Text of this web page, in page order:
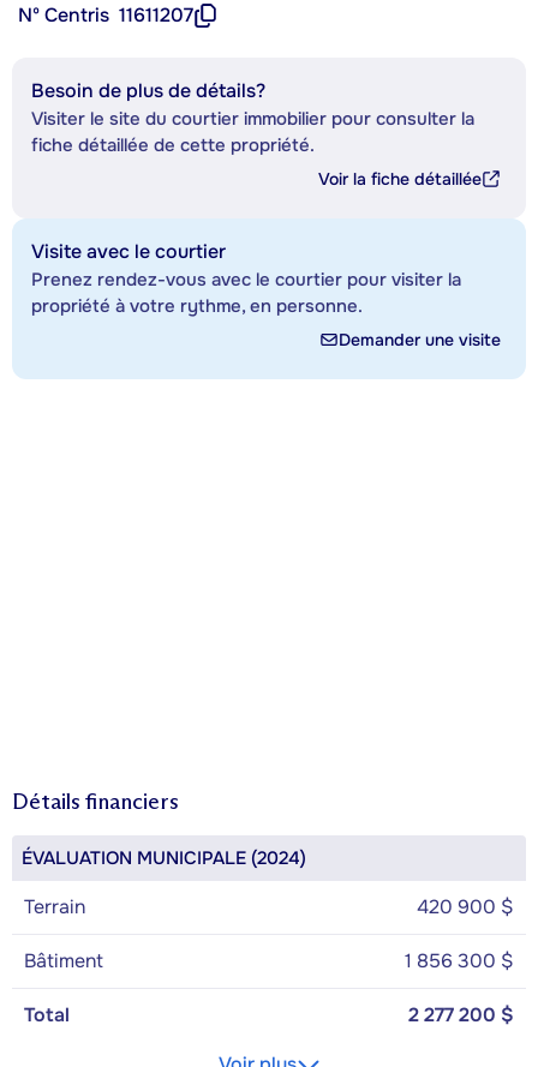
Nº Centris 11611207
Besoin de plus de détails?
Visiter le site du courtier immobilier pour consulter la
fiche détaillée de cette propriété.
Voir la fiche détaillée
Visite avec le courtier
Prenez rendez-vous avec le courtier pour visiter la
propriété à votre rythme, en personne.
Demander une visite
Détails financiers
ÉVALUATION MUNICIPALE (2024)
Terrain 420 900 $
Bâtiment 1 856 300 $
Total
2 277 200 $